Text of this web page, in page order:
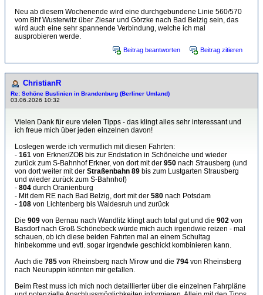
Neu ab diesem Wochenende wird eine durchgebundene Linie 560/570
vom Bhf Wusterwitz über Ziesar und Görzke nach Bad Belzig sein, das
wird auch eine sehr spannende Verbindung, welche ich mal
ausprobieren werde.
Beitrag beantworten Beitrag zitieren
ChristianR
Re: Schöne Buslinien in Brandenburg (Berliner Umland)
03.06.2026 10:32
Vielen Dank für eure vielen Tipps - das klingt alles sehr interessant und
ich freue mich über jeden einzelnen davon!
Loslegen werde ich vermutlich mit diesen Fahrten:
- 161 von Erkner/ZOB bis zur Endstation in Schöneiche und wieder
zurück zum S-Bahnhof Erkner, von dort mit der 950 nach Strausberg (und
von dort weiter mit der Straßenbahn 89 bis zum Lustgarten Strausberg
und wieder zurück zum S-Bahnhof)
- 804 durch Oranienburg
- Mit dem RE nach Bad Belzig, dort mit der 580 nach Potsdam
- 108 von Lichtenberg bis Waldesruh und zurück
Die 909 von Bernau nach Wandlitz klingt auch total gut und die 902 von
Basdorf nach Groß Schönebeck würde mich auch irgendwie reizen - mal
schauen, ob ich diese beiden Fahrten mal an einem Schultag
hinbekomme und evtl. sogar irgendwie geschickt kombinieren kann.
Auch die 785 von Rheinsberg nach Mirow und die 794 von Rheinsberg
nach Neuruppin könnten mir gefallen.
Beim Rest muss ich mich noch detaillierter über die einzelnen Fahrpläne